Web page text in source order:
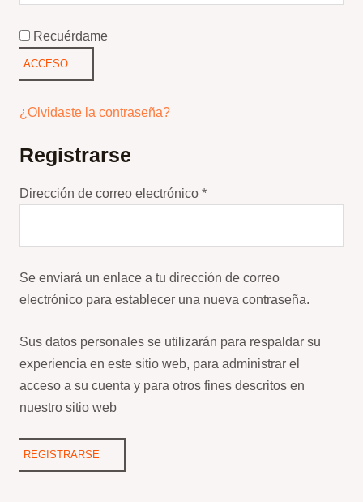
Recuérdame
ACCESO
¿Olvidaste la contraseña?
Registrarse
Dirección de correo electrónico *Obligatorio
Se enviará un enlace a tu dirección de correo
electrónico para establecer una nueva contraseña.
Sus datos personales se utilizarán para respaldar su
experiencia en este sitio web, para administrar el
acceso a su cuenta y para otros fines descritos en
nuestro sitio web
REGISTRARSE